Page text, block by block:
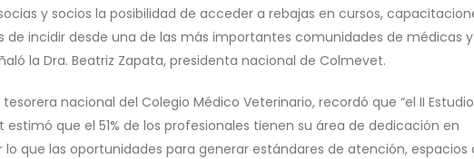
y socios la posibilidad de acceder a rebajas en cursos,
de incidir desde una de las más importantes comunidades de médicas y
la Dra. Beatriz Zapata, presidenta nacional de Colmevet.
nacional del Colegio Médico Veterinario, recordó que “el II
que el 51% de los profesionales tienen su área de dedicación en
que las oportunidades para generar estándares de atención, espacios